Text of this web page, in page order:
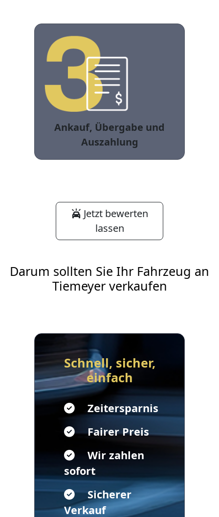
Ankauf, Übergabe und
Auszahlung
Jetzt bewerten
lassen
Darum sollten Sie Ihr Fahrzeug an
Tiemeyer verkaufen
Schnell, sicher,
einfach
Zeitersparnis
Fairer Preis
Wir zahlen
sofort
Sicherer
Verkauf